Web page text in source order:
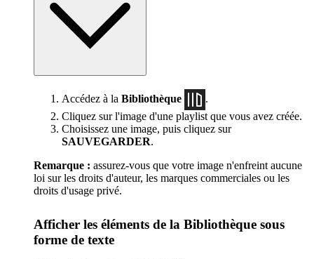
Accédez à la Bibliothèque
.
Cliquez sur l'image d'une playlist que vous avez créée.
Choisissez une image, puis cliquez sur
SAUVEGARDER.
Remarque : assurez-vous que votre image n'enfreint aucune
loi sur les droits d'auteur, les marques commerciales ou les
droits d'usage privé.
Afficher les éléments de la Bibliothèque sous
forme de texte